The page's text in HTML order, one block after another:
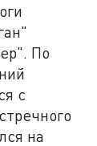
По
с
на